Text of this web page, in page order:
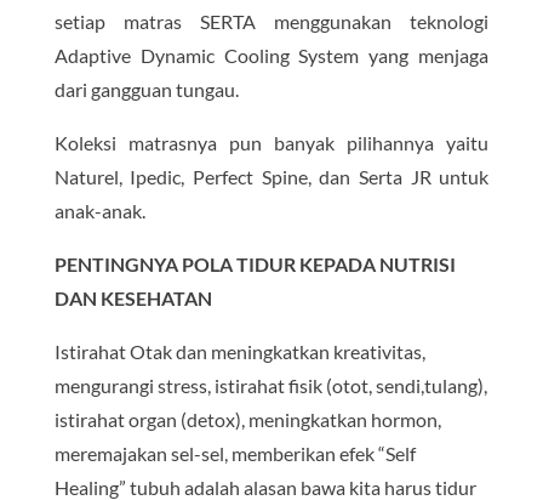
setiap matras SERTA menggunakan teknologi
Adaptive Dynamic Cooling System yang menjaga
dari gangguan tungau.
Koleksi matrasnya pun banyak pilihannya yaitu
Naturel, Ipedic, Perfect Spine, dan Serta JR untuk
anak-anak.
PENTINGNYA POLA TIDUR KEPADA NUTRISI
DAN KESEHATAN
Istirahat Otak dan meningkatkan kreativitas,
mengurangi stress, istirahat fisik (otot, sendi,tulang),
istirahat organ (detox), meningkatkan hormon,
meremajakan sel-sel, memberikan efek “Self
Healing” tubuh adalah alasan bawa kita harus tidur